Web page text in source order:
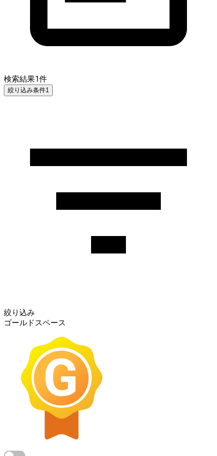
検索結果1件
絞り込み条件1
絞り込み
ゴールドスペース